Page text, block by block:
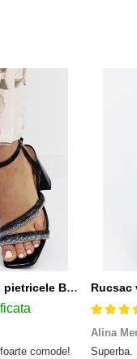
Sandale elegante negre cu pietricele BZF8778 M12
comode!
Alina
Superba.